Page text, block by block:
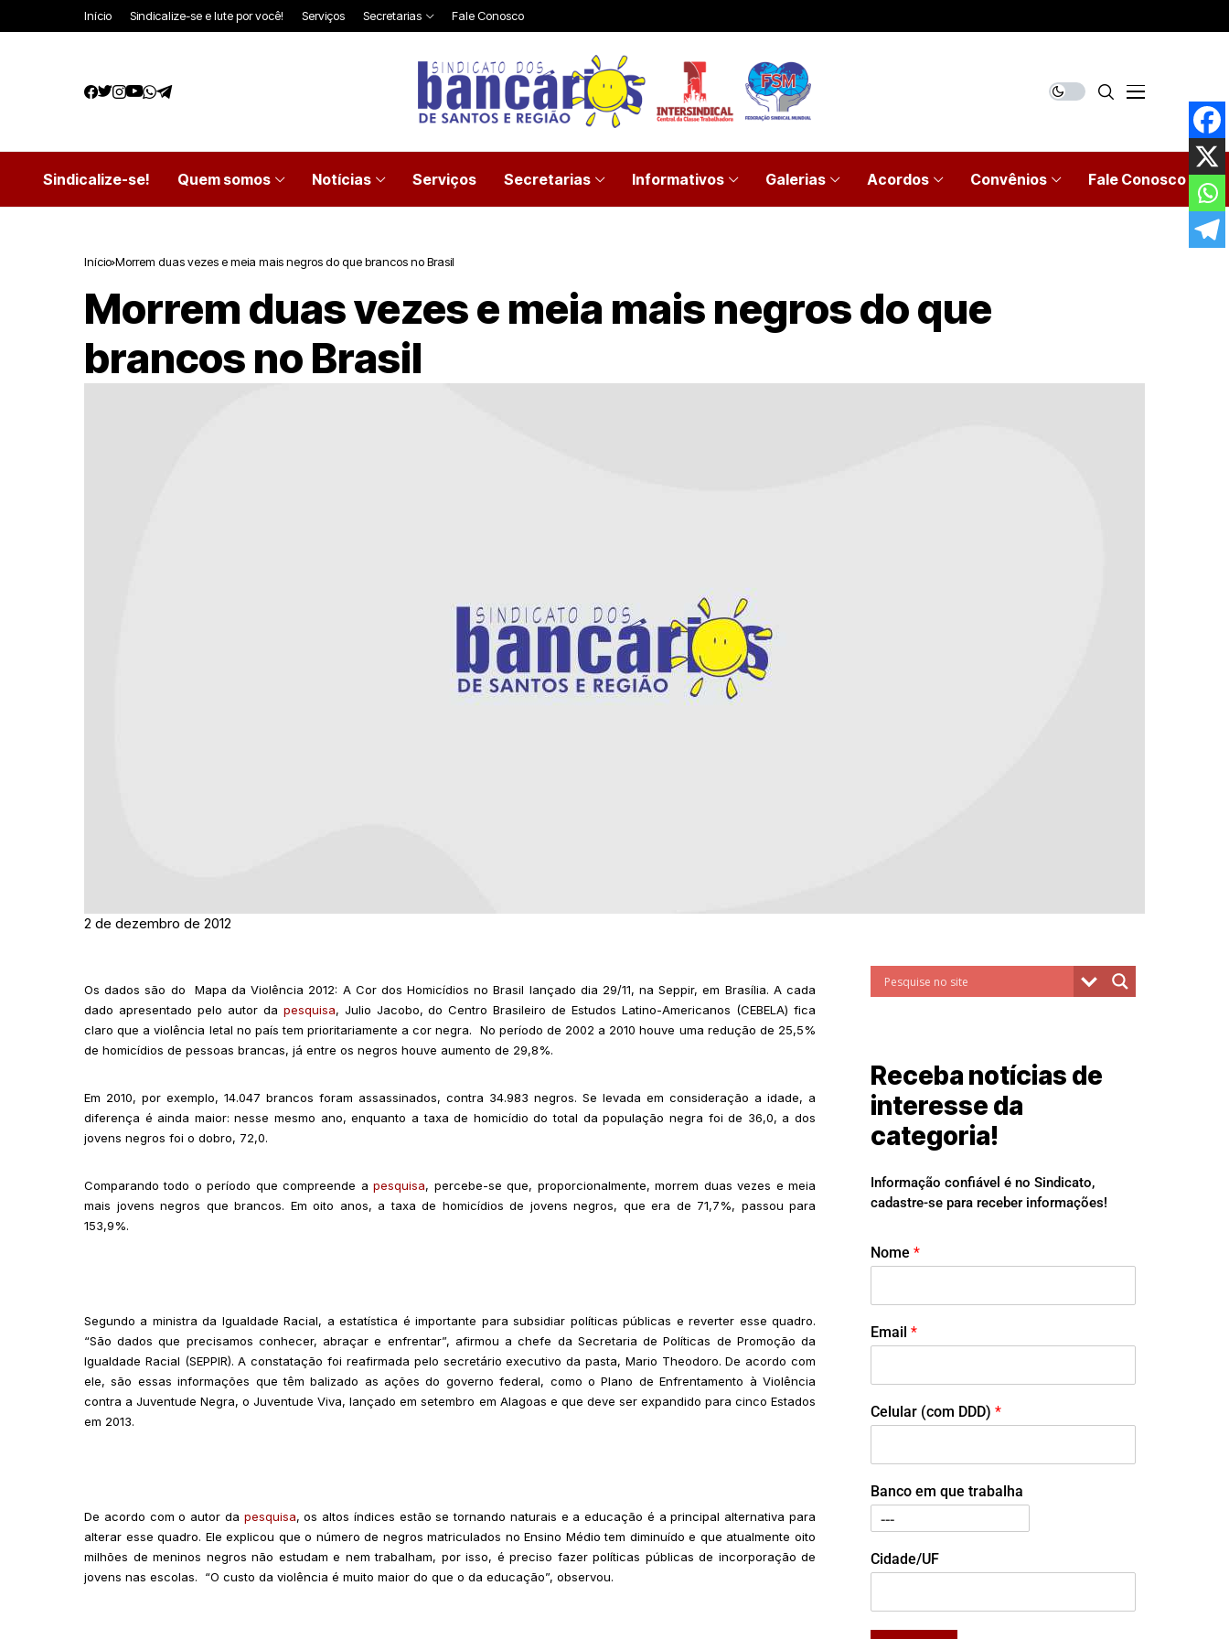
Início Sindicalize-se e lute por você! Serviços Secretarias Fale Conosco
Sindicalize-se! Quem somos Notícias Serviços Secretarias Informativos Galerias Acordos Convênios Fale Conosco
Início Morrem duas vezes e meia mais negros do que brancos no Brasil
Morrem duas vezes e meia mais negros do que
brancos no Brasil
2 de dezembro de 2012
Os dados são do Mapa da Violência 2012: A Cor dos Homicídios no Brasil lançado dia 29/11, na Seppir, em Brasília. A cada
dado apresentado pelo autor da pesquisa, Julio Jacobo, do Centro Brasileiro de Estudos Latino-Americanos (CEBELA) fica
claro que a violência letal no país tem prioritariamente a cor negra. No período de 2002 a 2010 houve uma redução de 25,5%
de homicídios de pessoas brancas, já entre os negros houve aumento de 29,8%.
Em 2010, por exemplo, 14.047 brancos foram assassinados, contra 34.983 negros. Se levada em consideração a idade, a
diferença é ainda maior: nesse mesmo ano, enquanto a taxa de homicídio do total da população negra foi de 36,0, a dos
jovens negros foi o dobro, 72,0.
Comparando todo o período que compreende apesquisa, percebe-se que, proporcionalmente, morrem duas vezes e meia
mais jovens negros que brancos. Em oito anos, a taxa de homicídios de jovens negros, que era de 71,7%, passou para
153,9%.
Segundo a ministra da Igualdade Racial, a estatística é importante para subsidiar políticas públicas e reverter esse quadro.
“São dados que precisamos conhecer, abraçar e enfrentar”, afirmou a chefe da Secretaria de Políticas de Promoção da
Igualdade Racial (SEPPIR). A constatação foi reafirmada pelo secretário executivo da pasta, Mario Theodoro. De acordo com
ele, são essas informações que têm balizado as ações do governo federal, como o Plano de Enfrentamento à Violência
contra a Juventude Negra, o Juventude Viva, lançado em setembro em Alagoas e que deve ser expandido para cinco Estados
em 2013.
De acordo com o autor da pesquisa, os altos índices estão se tornando naturais e a educação é a principal alternativa para
alterar esse quadro. Ele explicou que o número de negros matriculados no Ensino Médio tem diminuído e que atualmente oito
milhões de meninos negros não estudam e nem trabalham, por isso, é preciso fazer políticas públicas de incorporação de
jovens nas escolas. “O custo da violência é muito maior do que o da educação”, observou.
Receba notícias de
interesse da
categoria!
Informação confiável é no Sindicato,
cadastre-se para receber informações!
Nome *
Email *
Celular (com DDD) *
Banco em que trabalha
Cidade/UF